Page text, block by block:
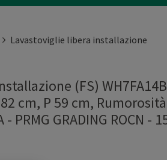
Lavastoviglie libera installazione
(FS)
cm, P 59 cm,
GRADING ROCN -